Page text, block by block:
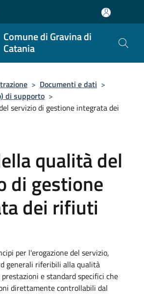
Comune di Gravina di
Catania
> Documenti e dati >
di supporto >
servizio di gestione integrata dei
qualità del
di gestione
dei rifiuti
per l'erogazione del servizio,
generali riferibili alla qualità
e standard specifici che
direttamente controllabili dal